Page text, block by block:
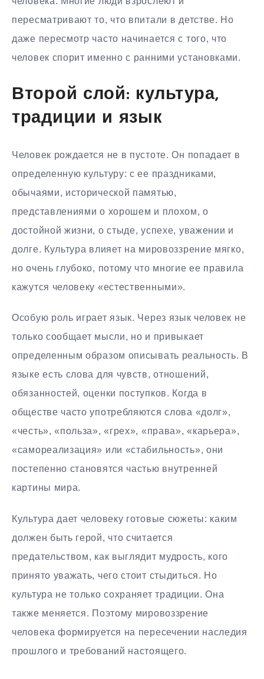
пересматривают то, что впитали в детстве. Но
даже пересмотр часто начинается с того, что
человек спорит именно с ранними установками.
Второй слой: культура,
традиции и язык
Человек рождается не в пустоте. Он попадает в
определенную культуру: с ее праздниками,
обычаями, исторической памятью,
представлениями о хорошем и плохом, о
достойной жизни, о стыде, успехе, уважении и
долге. Культура влияет на мировоззрение мягко,
но очень глубоко, потому что многие ее правила
кажутся человеку «естественными».
Особую роль играет язык. Через язык человек не
только сообщает мысли, но и привыкает
определенным образом описывать реальность. В
языке есть слова для чувств, отношений,
обязанностей, оценки поступков. Когда в
обществе часто употребляются слова «долг»,
«честь», «польза», «грех», «права», «карьера»,
«самореализация» или «стабильность», они
постепенно становятся частью внутренней
картины мира.
Культура дает человеку готовые сюжеты: каким
должен быть герой, что считается
предательством, как выглядит мудрость, кого
принято уважать, чего стоит стыдиться. Но
культура не только сохраняет традиции. Она
также меняется. Поэтому мировоззрение
человека формируется на пересечении наследия
прошлого и требований настоящего.